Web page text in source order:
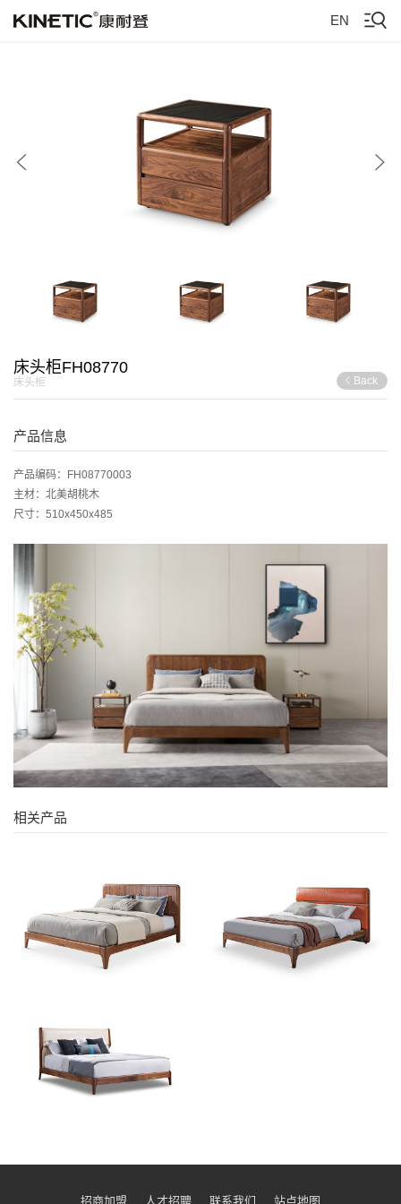
EN
床头柜FH08770
床头柜 Back
产品信息
产品编码：FH08770003
主材：北美胡桃木
尺寸：510x450x485
相关产品
招商加盟 人才招聘 联系我们 站点地图